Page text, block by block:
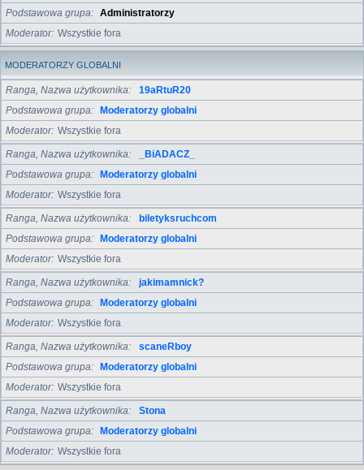
Podstawowa grupa
Administratorzy
Moderator Wszystkie fora
MODERATORZY GLOBALNI
Ranga, Nazwa użytkownika
19aRtuR20
Podstawowa grupa
Moderatorzy globalni
Moderator Wszystkie fora
Ranga, Nazwa użytkownika
_BiADACZ_
Podstawowa grupa
Moderatorzy globalni
Moderator Wszystkie fora
Ranga, Nazwa użytkownika
biletyksruchcom
Podstawowa grupa
Moderatorzy globalni
Moderator Wszystkie fora
Ranga, Nazwa użytkownika
jakimamnick?
Podstawowa grupa
Moderatorzy globalni
Moderator Wszystkie fora
Ranga, Nazwa użytkownika
scaneRboy
Podstawowa grupa
Moderatorzy globalni
Moderator Wszystkie fora
Ranga, Nazwa użytkownika
Stona
Podstawowa grupa
Moderatorzy globalni
Moderator Wszystkie fora